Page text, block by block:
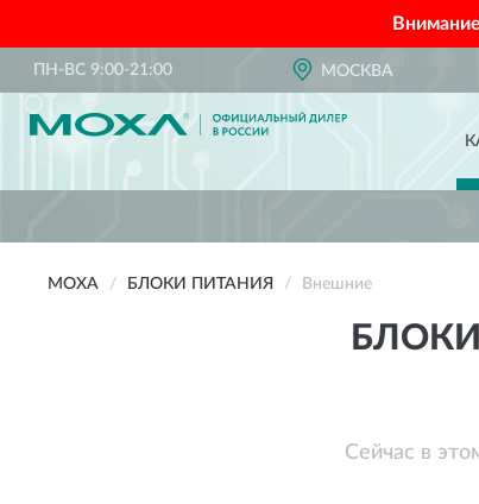
ПН-ВС 9:00-21:00 МОСКВА
MOXA БЛОКИ ПИТАНИЯ Внешние
Сейчас в